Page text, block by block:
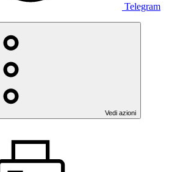
Telegram
Vedi azioni